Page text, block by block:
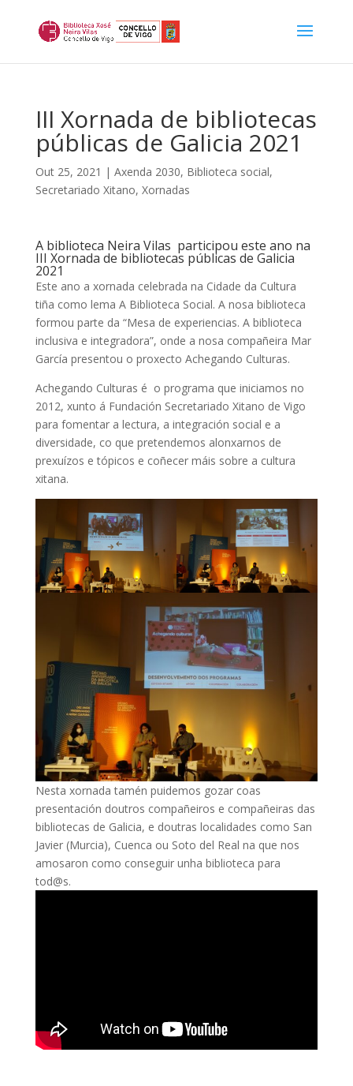
III Xornada de bibliotecas
públicas de Galicia 2021
Out 25, 2021 | Axenda 2030, Biblioteca social,
Secretariado Xitano, Xornadas
A biblioteca Neira Vilas participou este ano na
III Xornada de bibliotecas públicas de Galicia
2021
Este ano a xornada celebrada na Cidade da Cultura
tiña como lema A Biblioteca Social. A nosa biblioteca
formou parte da “Mesa de experiencias. A biblioteca
inclusiva e integradora”, onde a nosa compañeira Mar
García presentou o proxecto Achegando Culturas.
Achegando Culturas é o programa que iniciamos no
2012, xunto á Fundación Secretariado Xitano de Vigo
para fomentar a lectura, a integración social e a
diversidade, co que pretendemos alonxarnos de
prexuízos e tópicos e coñecer máis sobre a cultura
xitana.
Nesta xornada tamén puidemos gozar coas
presentación doutros compañeiros e compañeiras das
bibliotecas de Galicia, e doutras localidades como San
Javier (Murcia), Cuenca ou Soto del Real na que nos
amosaron como conseguir unha biblioteca para
tod@s.